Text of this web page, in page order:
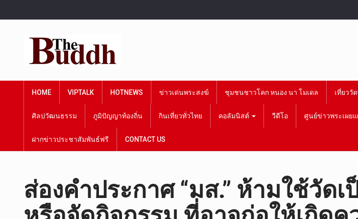
HOME VIPTALK HOTNEWS ข่าวเด่นพระสงฆ์ ชุมชนชาวโคก หนอง นา โมเดล เที่ยววั
ศิลปวัฒนธรรม ภูมิปัญญาท้องถิ่น กินเที่ยวทั่วไทย คอลัมนิสต์ วีดีโอ ศูนย์ข่าวพระเผย
ฝากข่าวประชาสัมพันธ์ฟรี CONTACT US
ส่องคำประกาศ “มส.” ห้ามใช้วั